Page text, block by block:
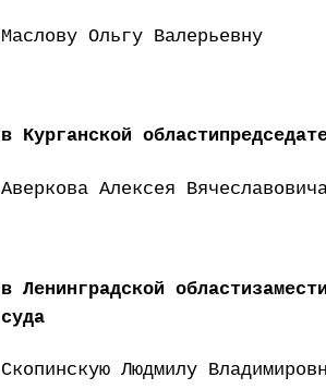
Маслову Ольгу Валерьевну
в Курганской
Аверкова Алексея
в Ленинградской
суда
Скопинскую Людмилу